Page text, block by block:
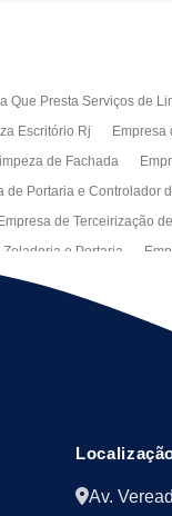
Que Presta Serviços de
Escritório Rj
Empresa
de Fachada
de Portaria e Controlador
Empresa de Terceirização
Zeladoria e Portaria
Jardinagem para Empresa
Recepção Terceirizada
Terceirização de
Av.